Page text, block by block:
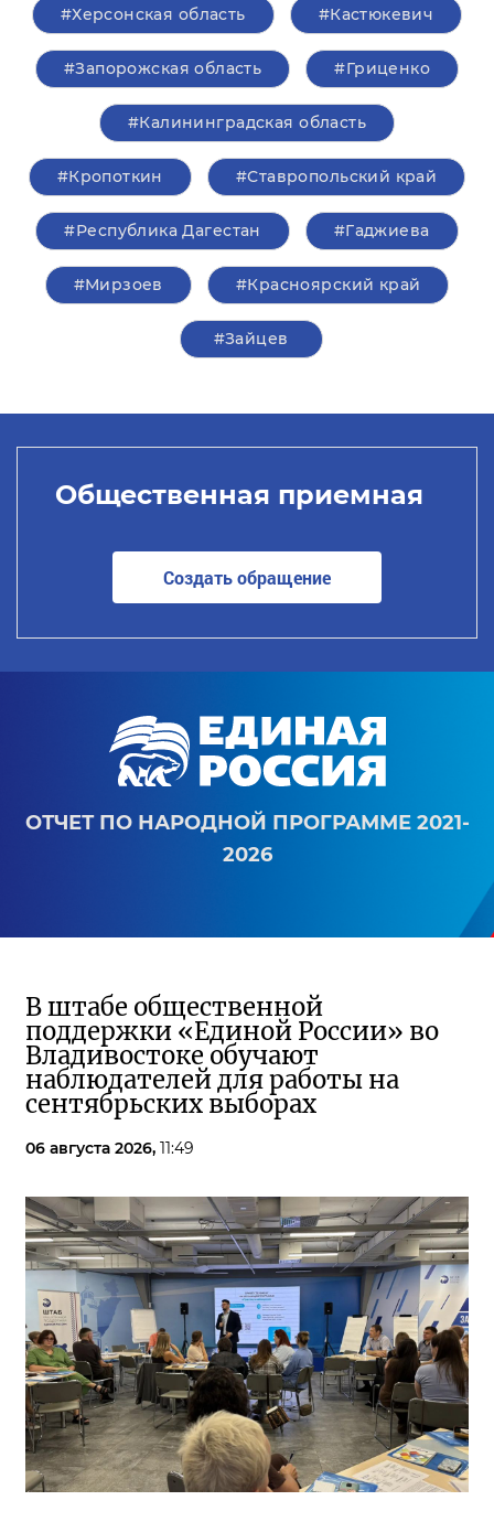
#Херсонская область #Кастюкевич
#Запорожская область #Гриценко
#Калининградская область
#Кропоткин #Ставропольский край
#Республика Дагестан #Гаджиева
#Мирзоев #Красноярский край
#Зайцев
Общественная приемная
Создать обращение
ОТЧЕТ ПО НАРОДНОЙ ПРОГРАММЕ 2021-
2026
В штабе общественной
поддержки «Единой России» во
Владивостоке обучают
наблюдателей для работы на
сентябрьских выборах
06 августа 2026, 11:49